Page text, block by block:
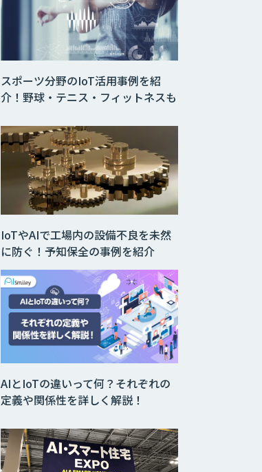
非接触で楽しめるゲーム
コンテンツ配信システム
ビッグデータから価値あ
る情報を引き出し、原因
の可視化とXAI未来予測
お問合せください
〇永久ライセンス版
標準価格：￥1,500,000
年間保守：￥75,000
〇サブスクリプションラ
イセンス版（年額）
標準価格：￥320,000
※使用するPC1台あたり
ど対応可能ですので、お
問い合わせください。
AIとIoTの違いって何？それぞれの
定義や関係性を詳しく解説！
IoTやAIで工場内の設備不良を未然
に防ぐ！予知保全の事例を紹介
スポーツ分野のIoT活用事例を紹
介！野球・テニス・フィットネスも